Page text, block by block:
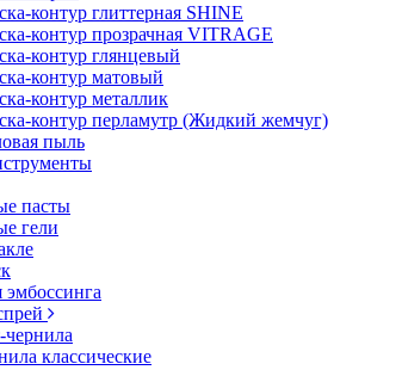
контур глиттерная SHINE
контур прозрачная VITRAGE
контур глянцевый
контур матовый
контур металлик
контур перламутр (Жидкий жемчуг)
пыль
пасты
гели
эмбоссинга
классические